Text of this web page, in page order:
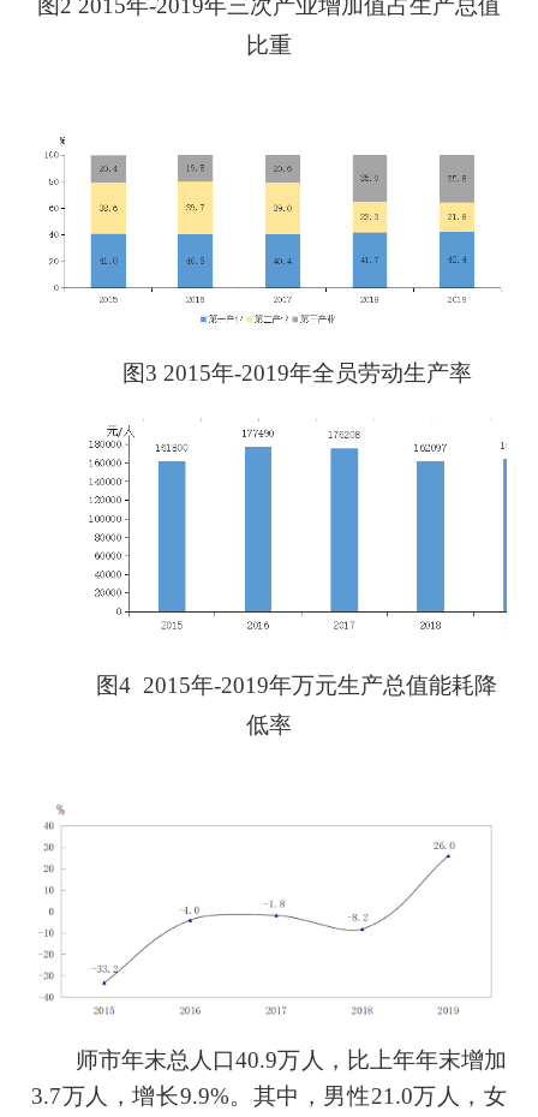
图2 2015年-2019年三次产业增加值占生产总值
比重
图3 2015年-2019年全员劳动生产率
图4 201 5年-2019年万元生产总值能耗降
低率
师市年末总人口40.9万人，比上年年末增加
3.7万人，增长9.9%。其中，男性21.0万人，女